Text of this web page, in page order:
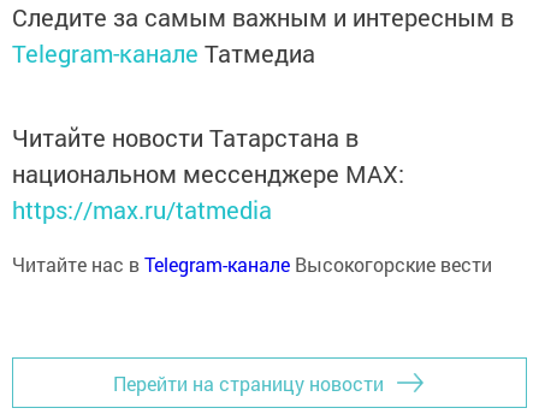
Следите за самым важным и интересным в
Telegram-канале Татмедиа
Читайте новости Татарстана в
национальном мессенджере MАХ:
https://max.ru/tatmedia
Читайте нас вTelegram-канале Высокогорские вести
Перейти на страницу новости